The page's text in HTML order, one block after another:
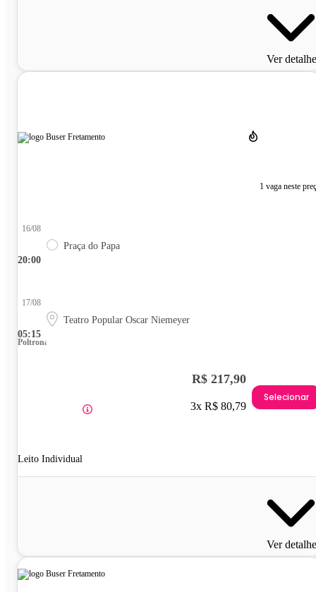
Ver
1 vaga neste
20:00
16/08
Praça do Papa
05:15
17/08
Teatro Popular Oscar Niemeyer
Poltrona
Leito Individual
R$ 217,90
3x R$ 80,79
Selecionar
Ver